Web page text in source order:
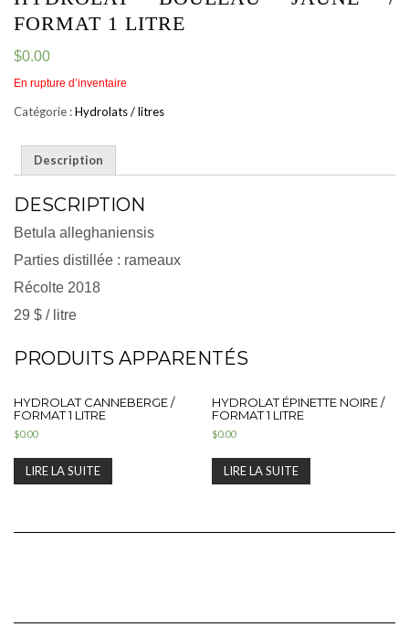
FORMAT 1 LITRE
$0.00
En rupture d’inventaire
Catégorie :Hydrolats / litres
Description
DESCRIPTION
Betula alleghaniensis
Parties distillée : rameaux
Récolte 2018
29 $ / litre
PRODUITS APPARENTÉS
HYDROLAT CANNEBERGE /
FORMAT 1 LITRE
$0.00
LIRE LA SUITE
HYDROLAT ÉPINETTE NOIRE /
FORMAT 1 LITRE
$0.00
LIRE LA SUITE